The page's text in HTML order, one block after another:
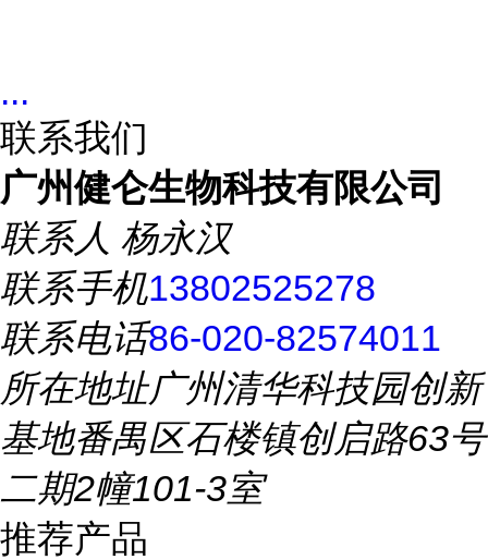
...
联系我们
广州健仑生物科技有限公司
联系人 杨永汉
联系手机13802525278
联系电话86-020-82574011
所在地址广州清华科技园创新
基地番禺区石楼镇创启路63号
二期2幢101-3室
推荐产品